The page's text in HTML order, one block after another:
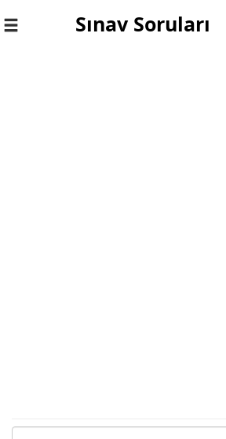
Toggle
Sınav Soruları